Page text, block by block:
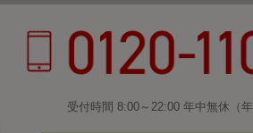
受付時間 8:00～22:00 年中無休（年